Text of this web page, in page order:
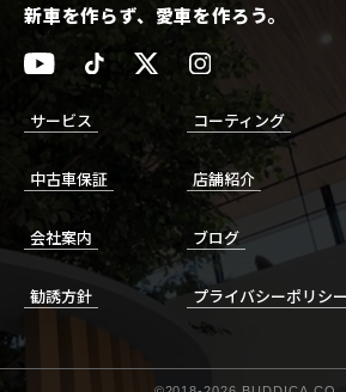
新車を作らず、愛車を作ろう。
サービス コーティング
中古車保証 店舗紹介
会社案内 ブログ
勧誘方針 プライバシーポリシー